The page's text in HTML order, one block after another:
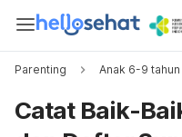
Parenting Anak 6-9 tahun
Catat Baik-